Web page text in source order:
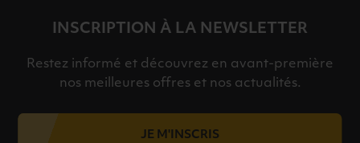
INSCRIPTION À LA NEWSLETTER
Restez informé et découvrez en avant-première
nos meilleures offres et nos actualités.
JE M'INSCRIS